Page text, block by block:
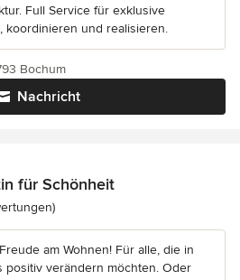
Full Service für exklusive
koordinieren und realisieren.
Nachricht
Bochum
für Schönheit
5 von 5 Sternen
am Wohnen! Für alle, die in
positiv verändern möchten. Oder